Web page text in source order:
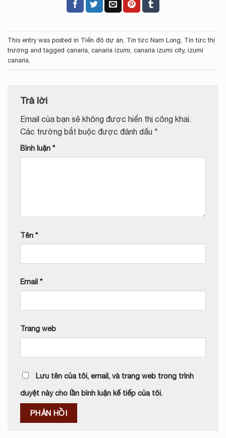
This entry was posted in Tiến độ dự án Tin tức Nam Long Tin tức thị
trường and tagged canaria canaria izumi canaria izumi city, izumi
canaria
Trả lời
Email của bạn sẽ không được hiển thị công khai.
Các trường bắt buộc được đánh dấu *
Bình luận *
Tên *
Email *
Trang web
Lưu tên của tôi, email, và trang web trong trình
duyệt này cho lần bình luận kế tiếp của tôi.